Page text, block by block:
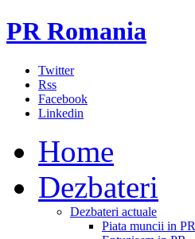
PR Romania
Twitter
Rss
Facebook
Linkedin
Home
Dezbateri
Dezbateri actuale
Piata muncii in PR